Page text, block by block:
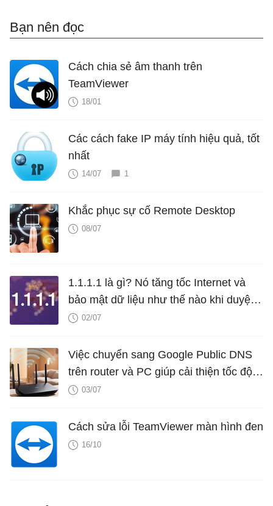
Bạn nên đọc
Cách chia sẻ âm thanh trên
TeamViewer
18/01
Các cách fake IP máy tính hiệu quả, tốt
nhất
14/07 1
Khắc phục sự cố Remote Desktop
08/07
1.1.1.1 là gì? Nó tăng tốc Internet và
bảo mật dữ liệu như thế nào khi duyệt
web?
02/07
Việc chuyển sang Google Public DNS
trên router và PC giúp cải thiện tốc độ
Internet như thế nào?
03/07
Cách sửa lỗi TeamViewer màn hình đen
16/10